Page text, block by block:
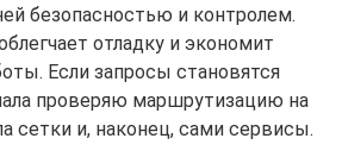
безопасностью и контролем.
отладку и экономит
Если запросы становятся
проверяю маршрутизацию на
сетки и, наконец, сами сервисы.